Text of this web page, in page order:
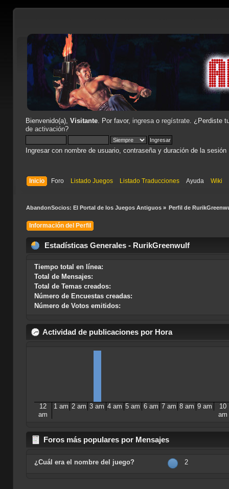
Bienvenido(a), Visitante. Por favor, ingresao regístrate. ¿Perdiste
de activación?
Ingresar con nombre de usuario, contraseña y duración de la sesión
Inicio Foro Listado Juegos Listado Traducciones Ayuda Wiki
AbandonSocios: El Portal de los Juegos Antiguos» Perfil de
Información del Perfil
Estadísticas Generales - RurikGreenwulf
Tiempo total en línea:
Total de Mensajes:
Total de Temas creados:
Número de Encuestas creadas:
Número de Votos emitidos:
Actividad de publicaciones por Hora
12
am
1 am 2 am 3 am 4 am 5 am 6 am 7 am 8 am 9 am
10
am
Foros más populares por Mensajes
¿Cuál era el nombre del juego? 2